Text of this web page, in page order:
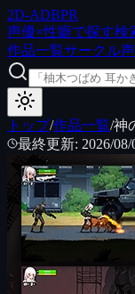
2D-ADBPR
声優×性癖で探す検
作品一覧サークル
トップ/作品一覧/神
最終更新: 2026/08/